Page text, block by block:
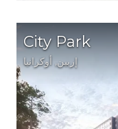
City Park
إربين, أوكرانيا